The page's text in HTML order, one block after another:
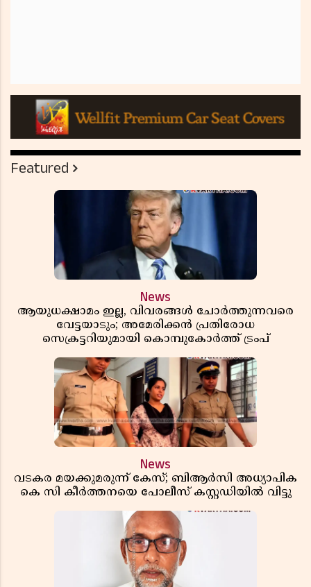
Featured
News
ആയുധക്ഷാമം ഇല്ല, വിവരങ്ങൾ ചോർത്തുന്നവരെ
വേട്ടയാടും; അമേരിക്കൻ പ്രതിരോധ
സെക്രട്ടറിയുമായി കൊമ്പുകോർത്ത് ട്രംപ്
News
വടകര മയക്കുമരുന്ന് കേസ്; ബിആർസി അധ്യാപിക
കെ സി കീർത്തനയെ പോലീസ് കസ്റ്റഡിയിൽ വിട്ടു